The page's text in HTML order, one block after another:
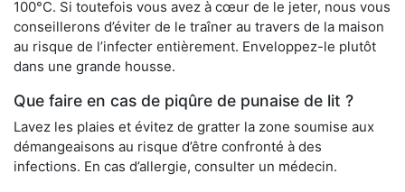
100°C. Si toutefois vous avez à cœur de le jeter, nous vous
conseillerons d’éviter de le traîner au travers de la maison
au risque de l’infecter entièrement. Enveloppez-le plutôt
dans une grande housse.
Que faire en cas de piqûre de punaise de lit ?
Lavez les plaies et évitez de gratter la zone soumise aux
démangeaisons au risque d’être confronté à des
infections. En cas d’allergie, consulter un médecin.